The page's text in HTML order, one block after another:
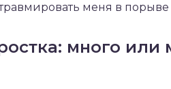
меня в порыве
много или